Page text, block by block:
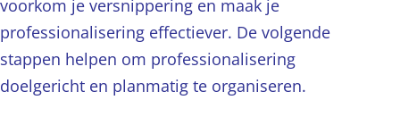
voorkom je versnippering en maak je
professionalisering effectiever. De volgende
stappen helpen om professionalisering
doelgericht en planmatig te organiseren.